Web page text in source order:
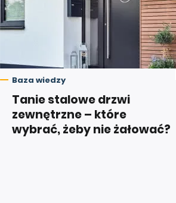
Baza wiedzy
Tanie stalowe drzwi
zewnętrzne – które
wybrać, żeby nie żałować?